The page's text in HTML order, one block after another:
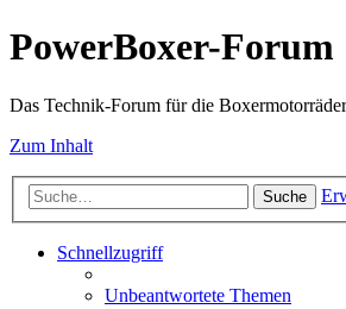
PowerBoxer-Forum
Das Technik-Forum für die
Zum Inhalt
Suche
Schnellzugriff
Unbeantwortete Themen